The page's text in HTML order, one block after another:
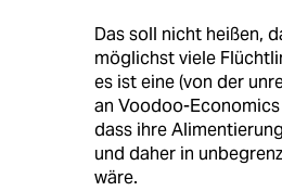
Das soll nicht heißen,
möglichst viele
es ist eine (von der
an Voodoo-
dass ihre
und daher in
wäre.